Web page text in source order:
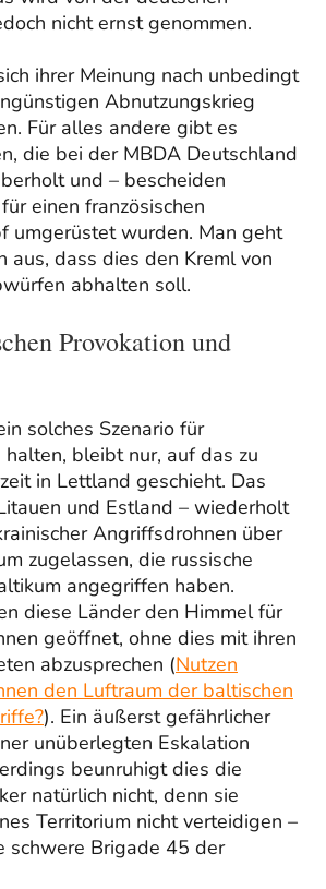
nicht ernst genommen.
ihrer Meinung nach unbedingt
Abnutzungskrieg
Für alles andere gibt es
die bei der MBDA Deutschland
und – bescheiden
einen französischen
umgerüstet wurden. Man geht
aus, dass dies den Kreml von
abhalten soll.
Provokation und
solches Szenario für
halten, bleibt nur, auf das zu
in Lettland geschieht. Das
und Estland – wiederholt
Angriffsdrohnen über
zugelassen, die russische
angegriffen haben.
diese Länder den Himmel für
geöffnet, ohne dies mit ihren
abzusprechen (Nutzen
den Luftraum der baltischen
). Ein äußerst gefährlicher
unüberlegten Eskalation
beunruhigt dies die
natürlich nicht, denn sie
Territorium nicht verteidigen –
schwere Brigade 45 der